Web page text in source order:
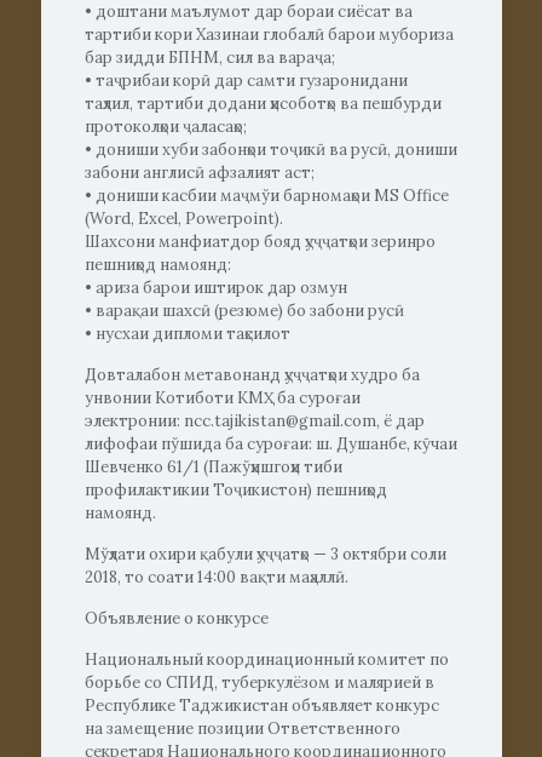
• доштани маълумот дар бораи сиёсат ва
тартиби кори Хазинаи глобалӣ барои мубориза
бар зидди БПНМ, сил ва вараҷа;
• таҷрибаи корӣ дар самти гузаронидани
таҳлил, тартиби додани ҳисоботҳо ва пешбурди
протоколҳои ҷаласаҳо;
• дониши хуби забонҳои тоҷикӣ ва русӣ, дониши
забони англисӣ афзалият аст;
• дониши касбии маҷмўи барномаҳои MS Office
(Word, Excel, Powerpoint).
Шахсони манфиатдор бояд ҳуҷҷатҳои зеринро
пешниҳод намоянд:
• ариза барои иштирок дар озмун
• варақаи шахсӣ (резюме) бо забони русӣ
• нусхаи дипломи таҳсилот
Довталабон метавонанд ҳуҷҷатҳои худро ба
унвонии Котиботи КМҲ ба суроғаи
электронии: ncc.tajikistan@gmail.com, ё дар
лифофаи пўшида ба суроғаи: ш. Душанбе, кӯчаи
Шевченко 61/1 (Пажўҳишгоҳи тиби
профилактикии Тоҷикистон) пешниҳод
намоянд.
Мўҳлати охири қабули ҳуҷҷатҳо — 3 октябри соли
2018, то соати 14:00 вақти маҳаллӣ.
Объявление о конкурсе
Национальный координационный комитет по
борьбе со СПИД, туберкулёзом и малярией в
Республике Таджикистан объявляет конкурс
на замещение позиции Ответственного
секретаря Национального координационного